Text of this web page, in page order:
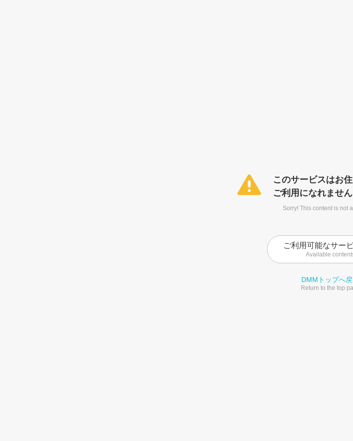
このサービスはお
ご利用になれません
Sorry! This content is not
ご利用可能なサー
Available
DMMトップへ
Return to the top